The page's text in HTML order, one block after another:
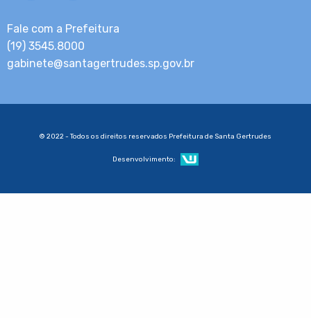
Fale com a Prefeitura
(19) 3545.8000
gabinete@santagertrudes.sp.gov.br
© 2022 - Todos os direitos reservados Prefeitura de Santa Gertrudes
Desenvolvimento: